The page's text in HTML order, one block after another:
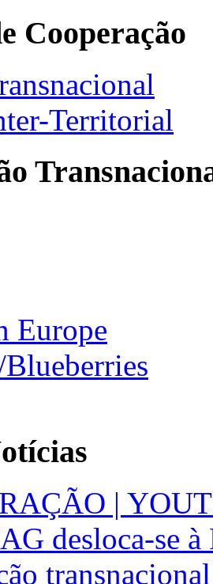
Cooperação
Territorial
Europe
|
desloca-se
transnacional